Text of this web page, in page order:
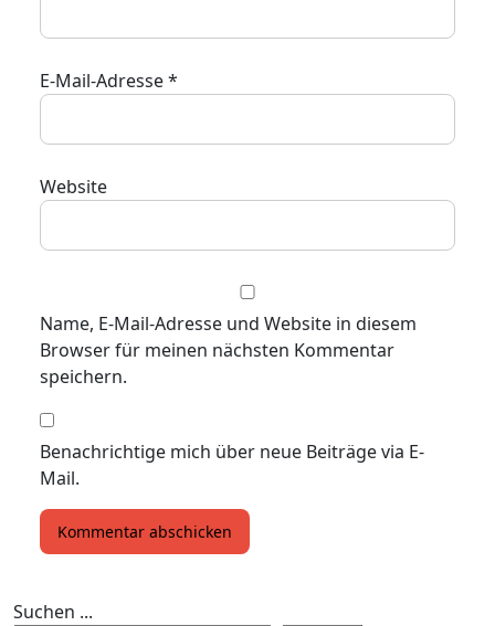
E-Mail-Adresse*
Website
Name, E-Mail-Adresse und Website in diesem
Browser für meinen nächsten Kommentar
speichern.
Benachrichtige mich über neue Beiträge via E-
Mail.
Suchen ...